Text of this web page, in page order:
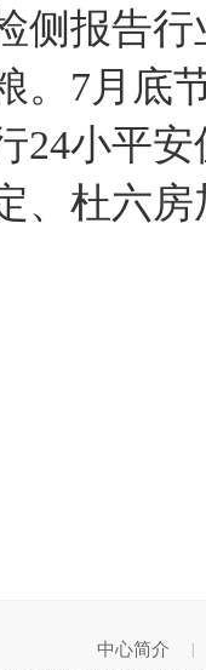
侧报告
。7月底
24小平
、杜六
中心简介